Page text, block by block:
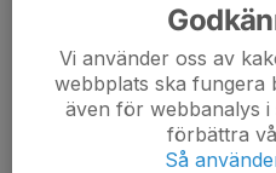
Leaders for gilrs born 2013
Malin Håkansson Lundh 073-
Lina Burander 070-392 5553
Oscar Jansson 070-198 1074
Vi använder oss av
webbplats ska fungera
även för webbanalys
förbättra
Så